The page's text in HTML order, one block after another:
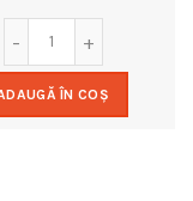
ÎN COȘ